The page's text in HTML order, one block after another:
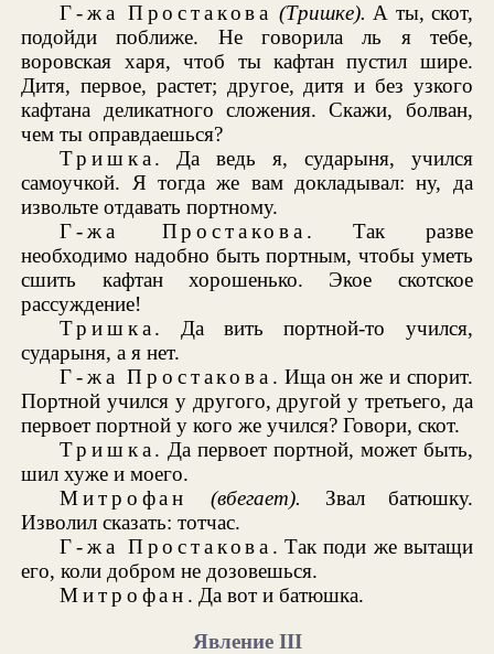
Г-жа Простакова (Тришке). А ты, скот,
подойди поближе. Не говорила ль я тебе,
воровская харя, чтоб ты кафтан пустил шире.
Дитя, первое, растет; другое, дитя и без узкого
кафтана деликатного сложения. Скажи, болван,
чем ты оправдаешься?
Тришка. Да ведь я, сударыня, учился
самоучкой. Я тогда же вам докладывал: ну, да
извольте отдавать портному.
Г-жа Простакова . Так разве
необходимо надобно быть портным, чтобы уметь
сшить кафтан хорошенько. Экое скотское
рассуждение!
Тришка. Да вить портной-то учился,
сударыня, а я нет.
Г-жа Простакова . Ища он же и спорит.
Портной учился у другого, другой у третьего, да
первоет портной у кого же учился? Говори, скот.
Тришка. Да первоет портной, может быть,
шил хуже и моего.
Митрофан
(вбегает).
Звал батюшку.
Изволил сказать: тотчас.
Г-жа Простакова . Так поди же вытащи
его, коли добром не дозовешься.
Митрофан . Да вот и батюшка.
Явление III